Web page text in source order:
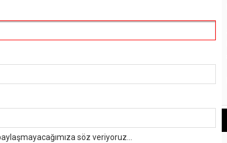
söz veriyoruz...